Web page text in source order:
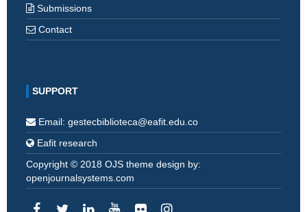
Submissions
Contact
SUPPORT
Email: gestecbiblioteca@eafit.edu.co
Eafit research
Copyright © 2018 OJS theme design by:
openjournalsystems.com